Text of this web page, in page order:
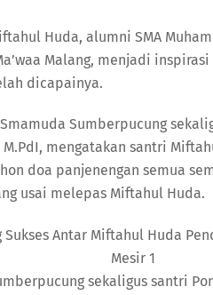
Huda, alumni SMA
Malang, menjadi
dicapainya.
Sumberpucung
mengatakan santri
doa panjenengan semua
usai melepas Miftahul Huda.
sekaligus santri